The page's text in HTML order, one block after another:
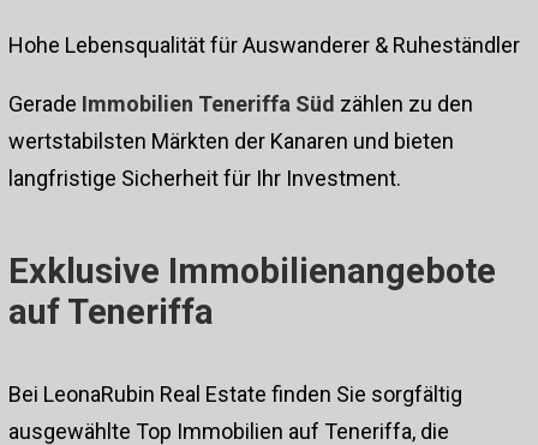
Hohe Lebensqualität für Auswanderer & Ruheständler
Gerade Immobilien Teneriffa Süd zählen zu den
wertstabilsten Märkten der Kanaren und bieten
langfristige Sicherheit für Ihr Investment.
Exklusive Immobilienangebote
auf Teneriffa
Bei LeonaRubin Real Estate finden Sie sorgfältig
ausgewählte Top Immobilien auf Teneriffa, die